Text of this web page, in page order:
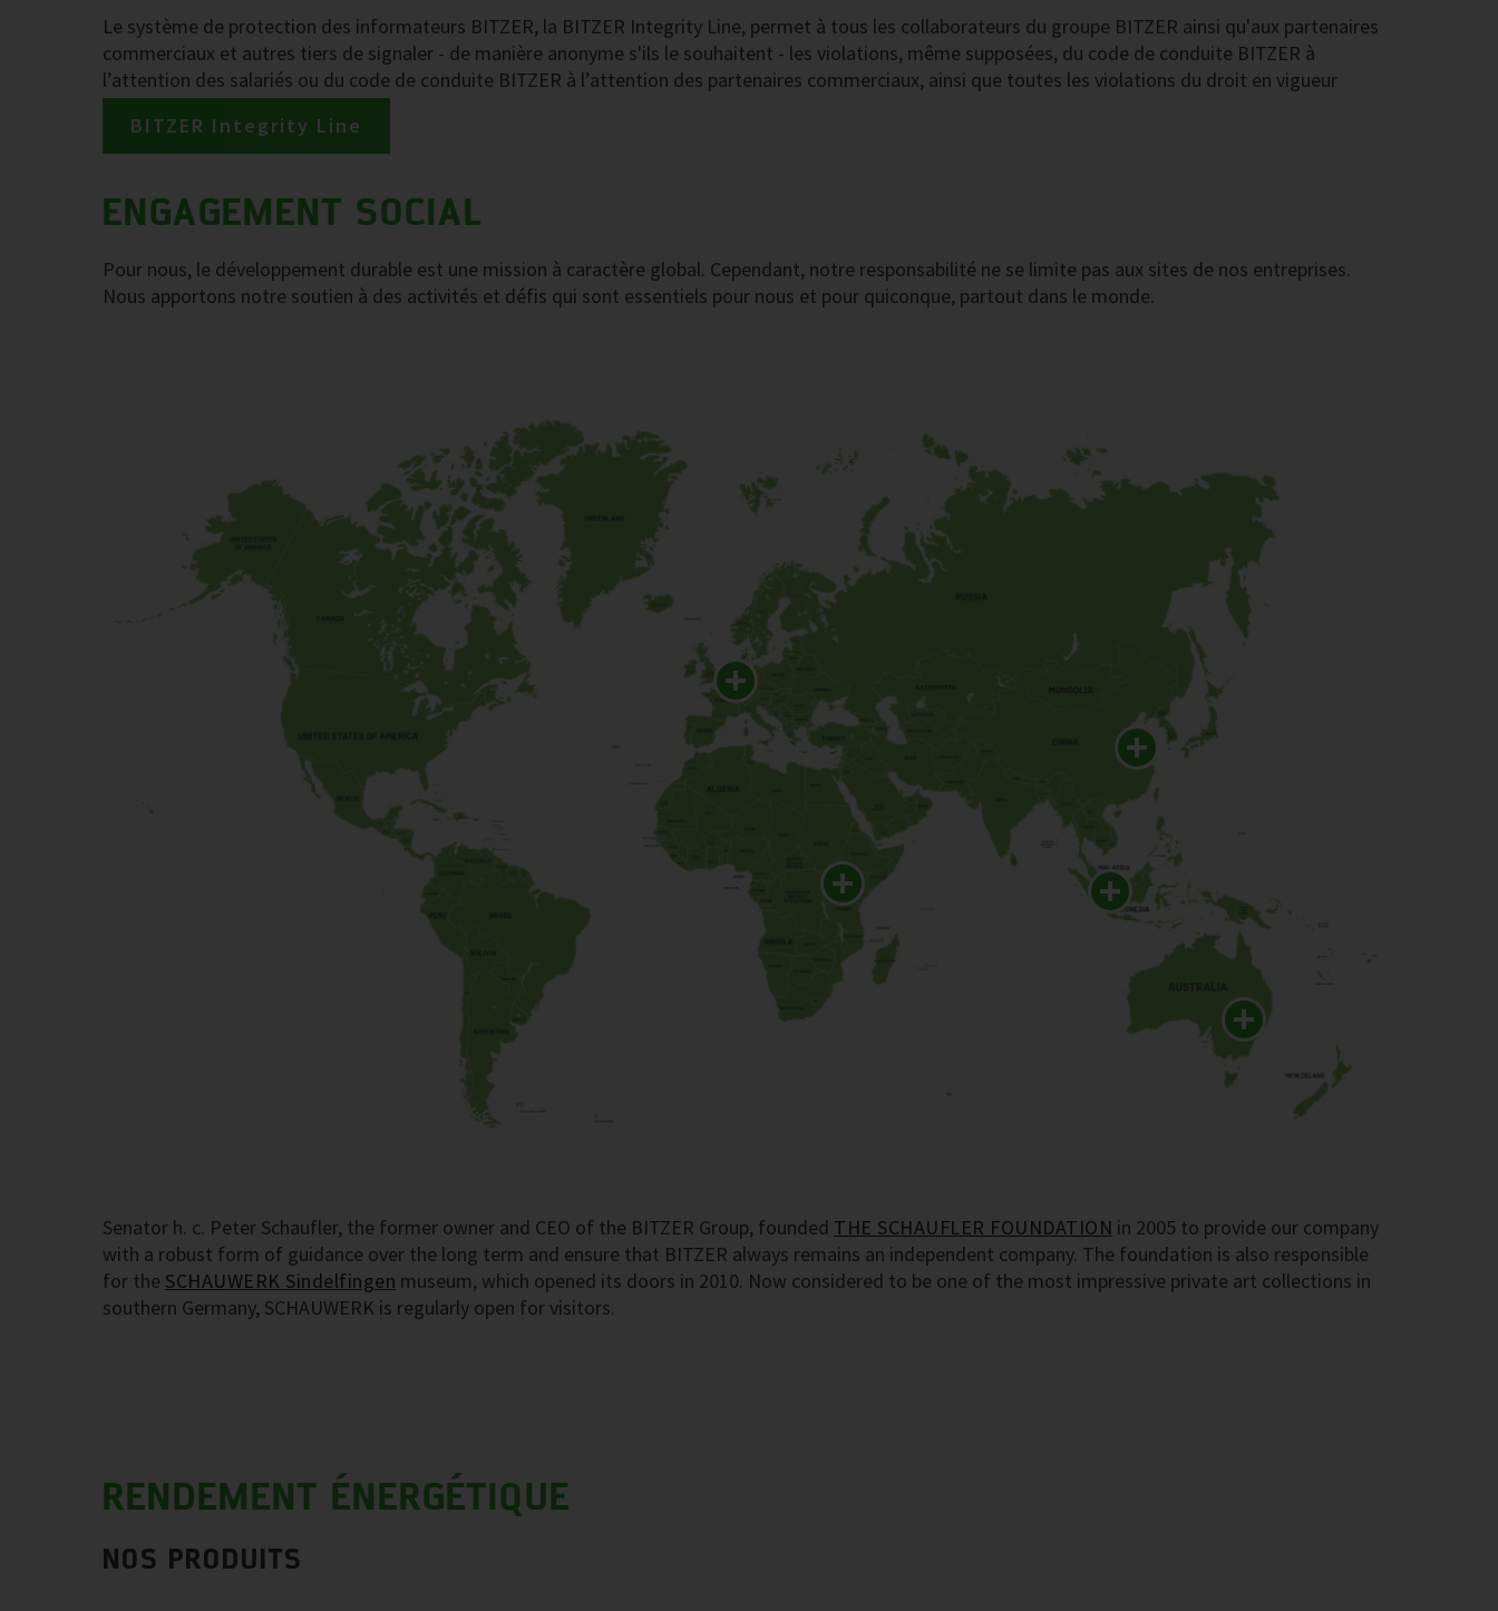
Le système de protection des informateurs BITZER, la BITZER Integrity Line, permet à tous les collaborateurs du groupe BITZER ainsi qu'aux partenaires
commerciaux et autres tiers de signaler - de manière anonyme s'ils le souhaitent - les violations, même supposées, du code de conduite BITZER à
l’attention des salariés ou du code de conduite BITZER à l’attention des partenaires commerciaux, ainsi que toutes les violations du droit en vigueur
BITZER Integrity Line
ENGAGEMENT SOCIAL
Pour nous, le développement durable est une mission à caractère global. Cependant, notre responsabilité ne se limite pas aux sites de nos entreprises.
Nous apportons notre soutien à des activités et défis qui sont essentiels pour nous et pour quiconque, partout dans le monde.
Senator h. c. Peter Schaufler, the former owner and CEO of the BITZER Group, founded THE SCHAUFLER FOUNDATION in 2005 to provide our company
with a robust form of guidance over the long term and ensure that BITZER always remains an independent company. The foundation is also responsible
for the SCHAUWERK Sindelfingen museum, which opened its doors in 2010. Now considered to be one of the most impressive private art collections in
southern Germany, SCHAUWERK is regularly open for visitors.
RENDEMENT ÉNERGÉTIQUE
NOS PRODUITS